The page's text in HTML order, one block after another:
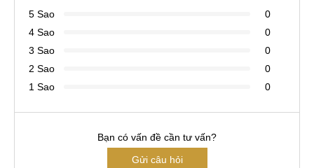
5 Sao
0
4 Sao
0
3 Sao
0
2 Sao
0
1 Sao
0
Bạn có vấn đề cần tư vấn?
Gửi câu hỏi